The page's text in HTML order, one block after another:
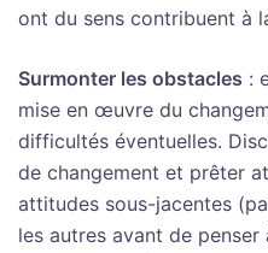
ont du sens contribuent à
Surmonter les obstacles :
mise en œuvre du
difficultés éventuelles.
de changement et prêter
attitudes sous-jacentes
les autres avant de